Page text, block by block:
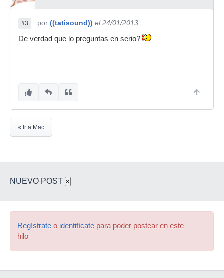
#3 por ((tatisound)) el 24/01/2013
De verdad que lo preguntas en serio?
« Ir a Mac
NUEVO POST ×
Regístrate o identifícate para poder postear en este
hilo